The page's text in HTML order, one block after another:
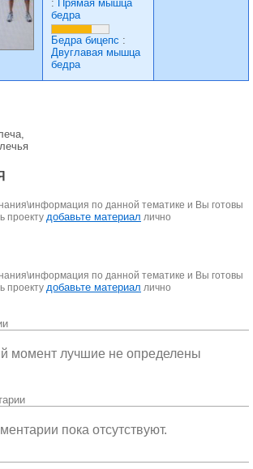
: Прямая мышца
бедра
Бедра бицепс :
Двуглавая мышца
бедра
по данной тематике и Вы готовы
проекту добавьте материал лично
по данной тематике и Вы готовы
проекту добавьте материал лично
момент лучшие не определены
пока отсутствуют.